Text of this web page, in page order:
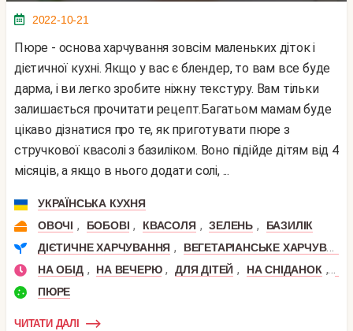
2022-10-21
Пюре - основа харчування зовсім маленьких діток і
дієтичної кухні. Якщо у вас є блендер, то вам все буде
дарма, і ви легко зробите ніжну текстуру. Вам тільки
залишається прочитати рецепт.Багатьом мамам буде
цікаво дізнатися про те, як приготувати пюре з
стручкової квасолі з базиліком. Воно підійде дітям від 4
місяців, а якщо в нього додати солі, ...
УКРАЇНСЬКА КУХНЯ
ОВОЧІ , БОБОВІ , КВАСОЛЯ , ЗЕЛЕНЬ ,
БАЗИЛІК
ДІЄТИЧНЕ ХАРЧУВАННЯ ,
ВЕГЕТАРІАНСЬКЕ ХАРЧУВАННЯ
НА ОБІД , НА ВЕЧЕРЮ , ДЛЯ ДІТЕЙ , НА СНІДАНОК ,
ПЮРЕ
ЧИТАТИ ДАЛІ